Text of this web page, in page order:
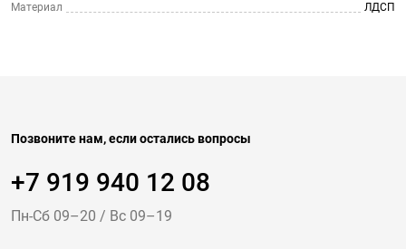
Материал
ЛДСП
Позвоните нам, если остались вопросы
+7 919 940 12 08
Пн-Cб 09–20 / Вс 09–19